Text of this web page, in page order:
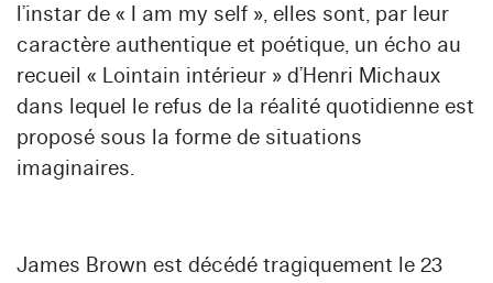
l’instar de « I am my self », elles sont, par leur
caractère authentique et poétique, un écho au
recueil « Lointain intérieur » d’Henri Michaux
dans lequel le refus de la réalité quotidienne est
proposé sous la forme de situations
imaginaires.
James Brown est décédé tragiquement le 23